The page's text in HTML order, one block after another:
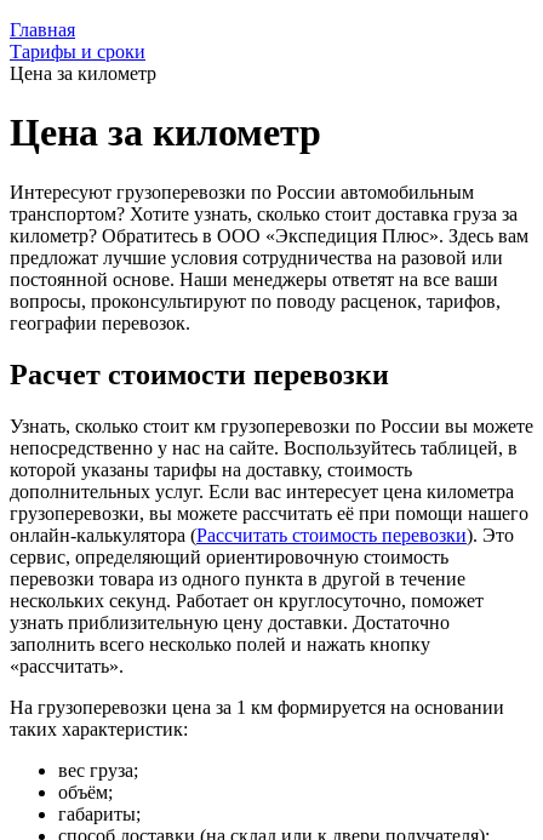
Главная
Тарифы и сроки
Цена за километр
Цена за километр
Интересуют грузоперевозки по России автомобильным
транспортом? Хотите узнать, сколько стоит доставка груза за
километр? Обратитесь в ООО «Экспедиция Плюс». Здесь вам
предложат лучшие условия сотрудничества на разовой или
постоянной основе. Наши менеджеры ответят на все ваши
вопросы, проконсультируют по поводу расценок, тарифов,
географии перевозок.
Расчет стоимости перевозки
Узнать, сколько стоит км грузоперевозки по России вы можете
непосредственно у нас на сайте. Воспользуйтесь таблицей, в
которой указаны тарифы на доставку, стоимость
дополнительных услуг. Если вас интересует цена километра
грузоперевозки, вы можете рассчитать её при помощи нашего
онлайн-калькулятора (Рассчитать стоимость перевозки). Это
сервис, определяющий ориентировочную стоимость
перевозки товара из одного пункта в другой в течение
нескольких секунд. Работает он круглосуточно, поможет
узнать приблизительную цену доставки. Достаточно
заполнить всего несколько полей и нажать кнопку
«рассчитать».
На грузоперевозки цена за 1 км формируется на основании
таких характеристик:
вес груза;
объём;
габариты;
способ доставки (на склад или к двери получателя);